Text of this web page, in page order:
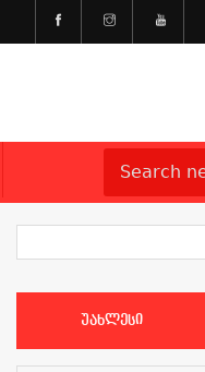
ᲣᲐᲮᲚᲔᲡᲘ